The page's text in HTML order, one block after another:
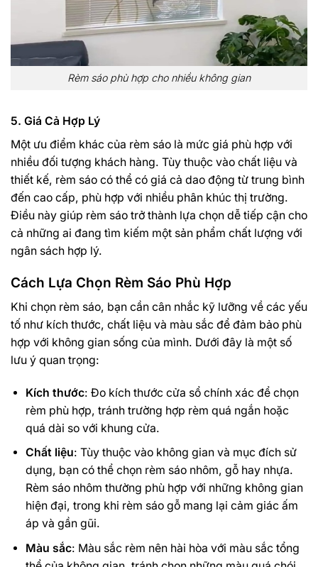
Rèm sáo phù hợp cho nhiều không gian
5. Giá Cả Hợp Lý
Một ưu điểm khác của rèm sáo là mức giá phù hợp với
nhiều đối tượng khách hàng. Tùy thuộc vào chất liệu và
thiết kế, rèm sáo có thể có giá cả dao động từ trung bình
đến cao cấp, phù hợp với nhiều phân khúc thị trường.
Điều này giúp rèm sáo trở thành lựa chọn dễ tiếp cận cho
cả những ai đang tìm kiếm một sản phẩm chất lượng với
ngân sách hợp lý.
Cách Lựa Chọn Rèm Sáo Phù Hợp
Khi chọn rèm sáo, bạn cần cân nhắc kỹ lưỡng về các yếu
tố như kích thước, chất liệu và màu sắc để đảm bảo phù
hợp với không gian sống của mình. Dưới đây là một số
lưu ý quan trọng:
Kích thước: Đo kích thước cửa sổ chính xác để chọn
rèm phù hợp, tránh trường hợp rèm quá ngắn hoặc
quá dài so với khung cửa.
Chất liệu: Tùy thuộc vào không gian và mục đích sử
dụng, bạn có thể chọn rèm sáo nhôm, gỗ hay nhựa.
Rèm sáo nhôm thường phù hợp với những không gian
hiện đại, trong khi rèm sáo gỗ mang lại cảm giác ấm
áp và gần gũi.
Màu sắc: Màu sắc rèm nên hài hòa với màu sắc tổng